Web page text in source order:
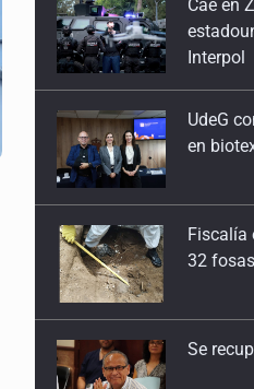
UdeG
en
Fiscalía
32
Se
SCJN